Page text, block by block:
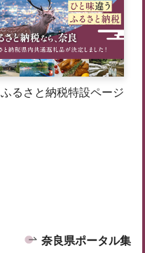
ふるさと納税特設ページ
奈良県ポータル集